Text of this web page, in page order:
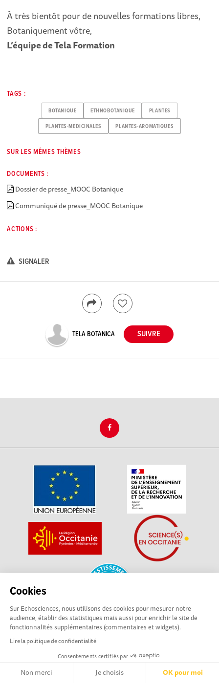
Cookies
Sur Echosciences, nous utilisons des cookies pour mesurer notre
audience, établir des statistiques mais aussi pour enrichir le site de
fonctionnalités supplémentaires (commentaires et widgets).
Lire la politique de confidentialité
Consentements certifiés par
Non merci Je choisis OK pour moi
À très bientôt pour de nouvelles formations libres,
Botaniquement vôtre,
L’équipe de Tela Formation
TAGS :
BOTANIQUE ETHNOBOTANIQUE PLANTES
PLANTES-MEDICINALES PLANTES-AROMATIQUES
SUR LES MÊMES THÈMES
DOCUMENTS :
Dossier de presse_MOOC Botanique
Communiqué de presse_MOOC Botanique
ACTIONS :
SIGNALER
TELA BOTANICA
La plateforme Science(s) en Occitanie est le média social des
amateurs de sciences et de technologies du territoire. Elle
est propulsée par Instant Science, avec la participation et le
soutien de nombreux acteurs locaux. Ce projet est cofinancé
par les Investissements d'avenir, la Région Occitanie et